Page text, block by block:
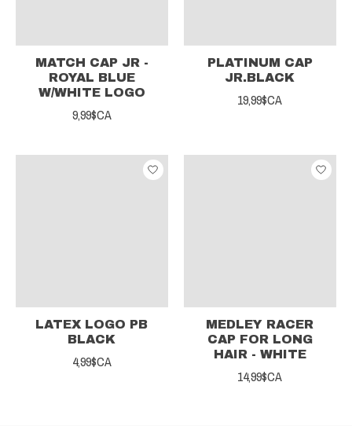
MATCH CAP JR -
ROYAL BLUE
W/WHITE LOGO
9,99$CA
PLATINUM CAP
JR.BLACK
19,99$CA
LATEX LOGO PB
BLACK
4,99$CA
MEDLEY RACER
CAP FOR LONG
HAIR - WHITE
14,99$CA